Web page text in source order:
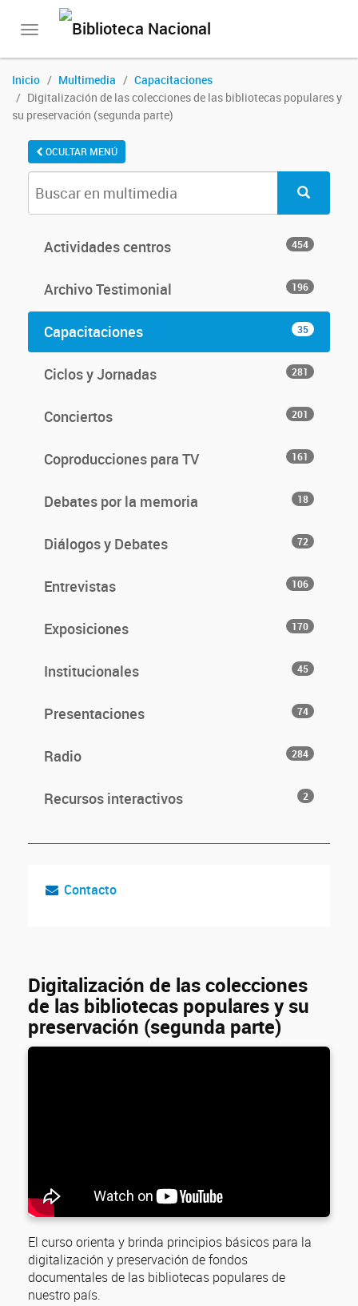
Toggle
Inicio Multimedia
Capacitaciones
Digitalización de las colecciones de las bibliotecas populares y
su preservación (segunda parte)
OCULTAR MENÚ
Actividades centros 454
Archivo Testimonial 196
Capacitaciones 35
Ciclos y Jornadas 281
Conciertos 201
Coproducciones para TV 161
Debates por la memoria 18
Diálogos y Debates 72
Entrevistas 106
Exposiciones 170
Institucionales 45
Presentaciones 74
Radio 284
Recursos interactivos 2
Contacto
Digitalización de las colecciones
de las bibliotecas populares y su
preservación (segunda parte)
El curso orienta y brinda principios básicos para la
digitalización y preservación de fondos
documentales de las bibliotecas populares de
nuestro país.